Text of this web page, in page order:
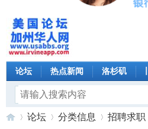
论坛 热点新闻 洛杉矶
论坛 分类信息 招聘求职